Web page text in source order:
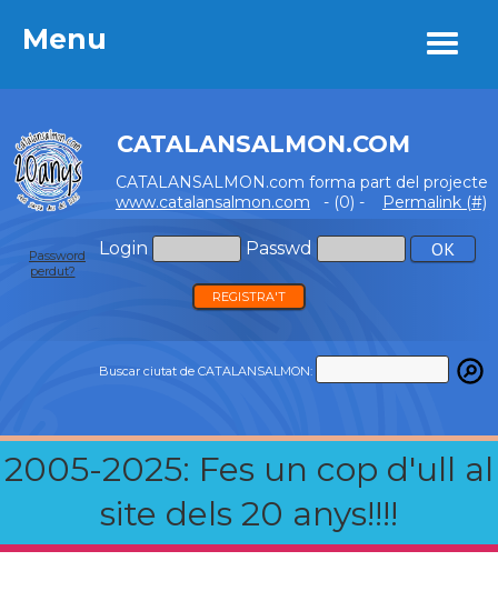
Menu
CATALANSALMON.COM
CATALANSALMON.com forma part del projecte
www.catalansalmon.com - (0) - Permalink (#)
Login Passwd
Password
perdut?
REGISTRA'T
Buscar ciutat de CATALANSALMON:
2005-2025: Fes un cop d'ull al
site dels 20 anys!!!!
Menu